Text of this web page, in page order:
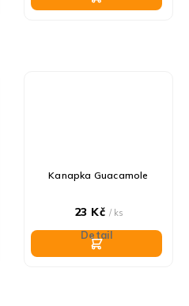
Kanapka Guacamole
23 Kč / ks
Detail